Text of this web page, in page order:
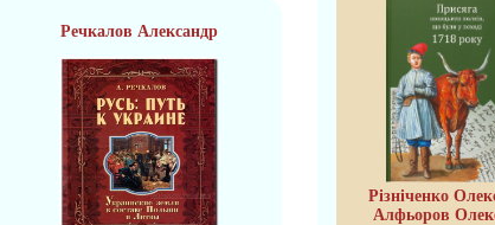
Речкалов Александр
Різніченко
Алфьоров